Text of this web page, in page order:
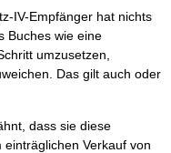
IV-Empfänger hat nichts
Buches wie eine
umzusetzen,
Das gilt auch oder
dass sie diese
Verkauf von